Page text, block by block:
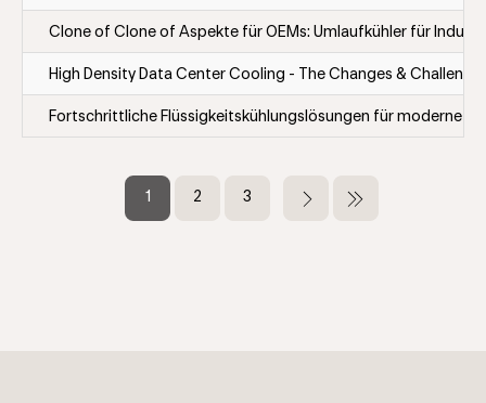
Clone of Clone of Aspekte für OEMs: Umlaufkühler für
High Density Data Center Cooling - The Changes &
Fortschrittliche Flüssigkeitskühlungslösungen für moderne
Seitennummerierung
Aktuelle
Seite
1 Seite
2 Seite
3
NächsteLetzte